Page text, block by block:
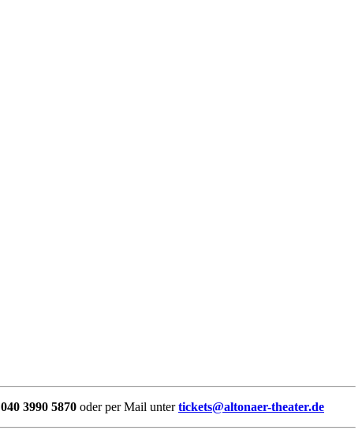
040 3990 5870 oder per Mail untertickets@altonaer-theater.de